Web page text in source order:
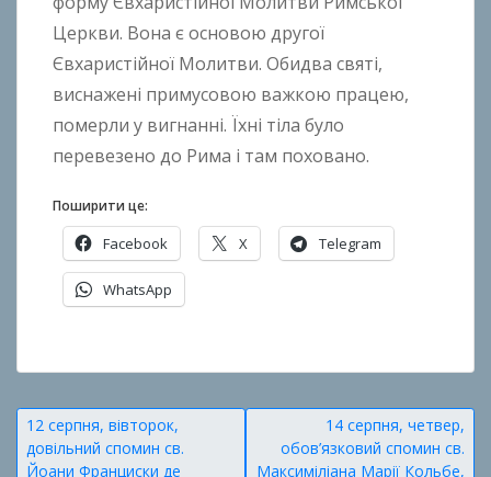
o
k
h
o
n
Церкви. Вона є основою другої
Євхаристійної Молитви. Обидва святі,
виснажені примусовою важкою працею,
померли у вигнанні. Їхні тіла було
перевезено до Рима і там поховано.
Поширити це:
Facebook X Telegram
WhatsApp
п
у
б
л
Навігація
12 серпня, вівторок,
довільний спомин св.
Йоани Франциски де
14 серпня, четвер,
обов’язковий спомин св.
Максиміліана Марії Кольбе,